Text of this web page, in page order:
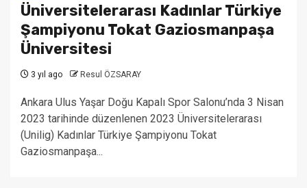
Üniversitelerarası Kadınlar Türkiye
Şampiyonu Tokat Gaziosmanpaşa
Üniversitesi
3 yıl ago Resul ÖZSARAY
Ankara Ulus Yaşar Doğu Kapalı Spor Salonu’nda 3 Nisan
2023 tarihinde düzenlenen 2023 Üniversitelerarası
(Unilig) Kadınlar Türkiye Şampiyonu Tokat
Gaziosmanpaşa...